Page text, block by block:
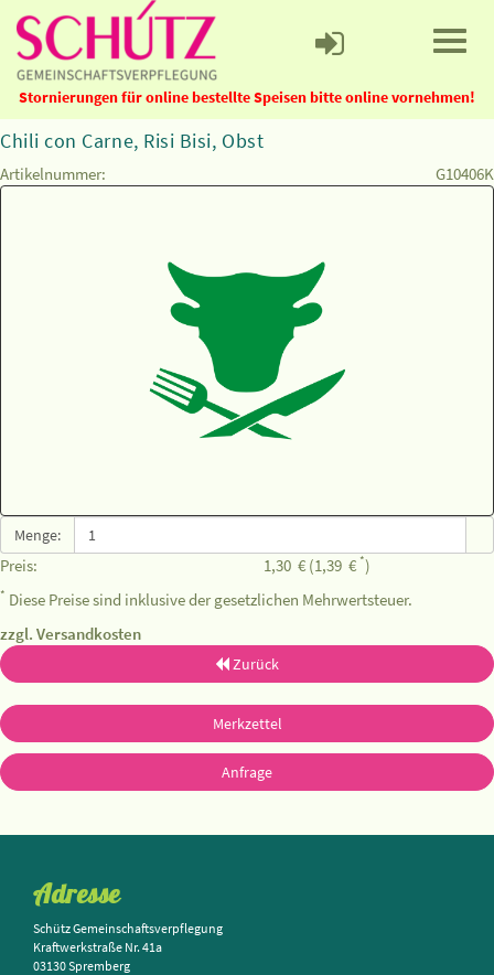
Stornierungen für online bestellte Speisen bitte online vornehmen!
Chili con Carne, Risi Bisi, Obst
Artikelnummer: G10406K
Menge:
Preis: 1,30 € (1,39 € *)
* Diese Preise sind inklusive der gesetzlichen Mehrwertsteuer.
zzgl. Versandkosten
Zurück
Merkzettel
Anfrage
Adresse
Schütz Gemeinschaftsverpflegung
Kraftwerkstraße Nr. 41a
03130 Spremberg